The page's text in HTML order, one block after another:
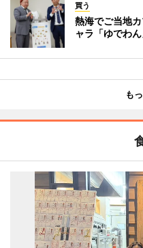
買う
熱海でご当地
ャラ「ゆでわ
も